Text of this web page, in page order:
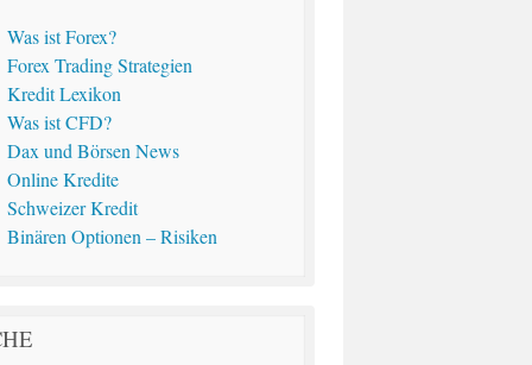
Was ist Forex?
Forex Trading Strategien
Kredit Lexikon
Was ist CFD?
Dax und Börsen News
Online Kredite
Schweizer Kredit
Binären Optionen – Risiken